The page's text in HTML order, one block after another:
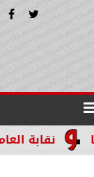
نقابة